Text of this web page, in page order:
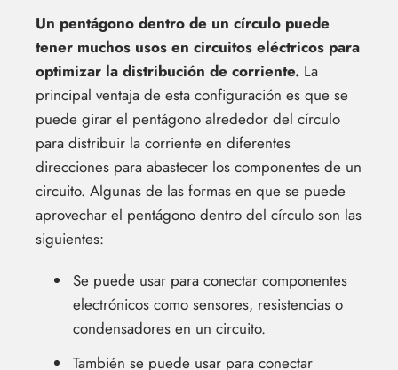
Un pentágono dentro de un círculo puede
tener muchos usos en circuitos eléctricos para
optimizar la distribución de corriente. La
principal ventaja de esta configuración es que se
puede girar el pentágono alrededor del círculo
para distribuir la corriente en diferentes
direcciones para abastecer los componentes de un
circuito. Algunas de las formas en que se puede
aprovechar el pentágono dentro del círculo son las
siguientes:
Se puede usar para conectar componentes
electrónicos como sensores, resistencias o
condensadores en un circuito.
También se puede usar para conectar